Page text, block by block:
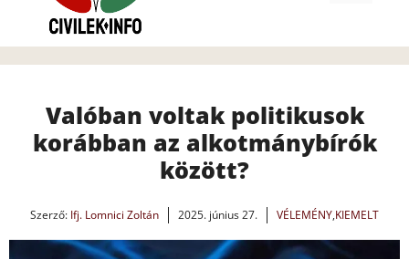
Valóban voltak politikusok
korábban az alkotmánybírók
között?
Szerző: Ifj. Lomnici Zoltán 2025. június 27. VÉLEMÉNY,KIEMELT